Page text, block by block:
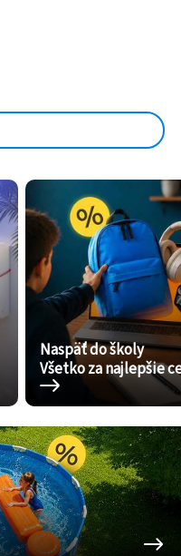
Naspäť do školy
Všetko za najlepšie